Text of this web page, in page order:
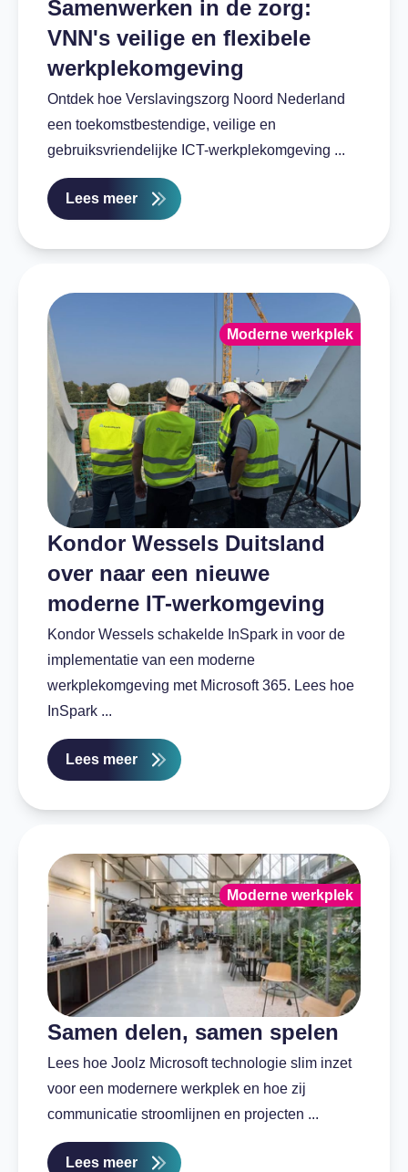
Samenwerken in de zorg:
VNN's veilige en flexibele
werkplekomgeving
Ontdek hoe Verslavingszorg Noord Nederland
een toekomstbestendige, veilige en
gebruiksvriendelijke ICT-werkplekomgeving ...
Lees meer
Kondor Wessels Duitsland
over naar een nieuwe
moderne IT-werkomgeving
Kondor Wessels schakelde InSpark in voor de
implementatie van een moderne
werkplekomgeving met Microsoft 365. Lees hoe
InSpark ...
Lees meer
Moderne werkplek
Samen delen, samen spelen
Lees hoe Joolz Microsoft technologie slim inzet
voor een modernere werkplek en hoe zij
communicatie stroomlijnen en projecten ...
Lees meer
Moderne werkplek